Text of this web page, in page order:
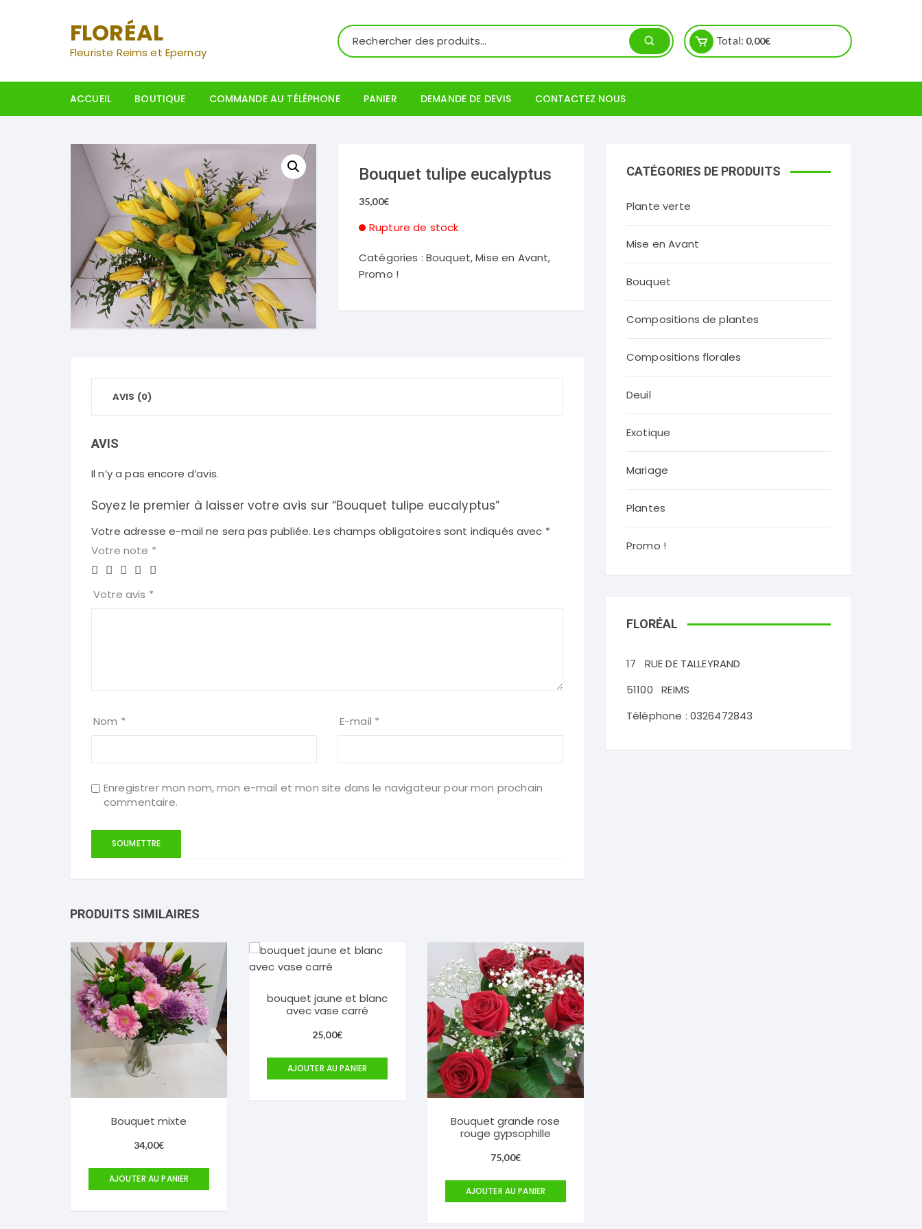
FLORÉAL
Fleuriste Reims et Epernay
Total: 0,00€
ACCUEIL BOUTIQUE COMMANDE AU TÉLÉPHONE PANIER DEMANDE DE DEVIS CONTACTEZ NOUS
Bouquet tulipe eucalyptus
35,00€
Rupture de stock
Catégories : Bouquet,Mise en Avant,
Promo !
AVIS (0)
AVIS
Il n’y a pas encore d’avis.
Soyez le premier à laisser votre avis sur “Bouquet tulipe eucalyptus”
Votre adresse e-mail ne sera pas publiée. Les champs obligatoires sont indiqués avec *
Votre note *
Votre avis *
Nom * E-mail *
Enregistrer mon nom, mon e-mail et mon site dans le navigateur pour mon prochain
commentaire.
PRODUITS SIMILAIRES
Bouquet mixte
34,00€
AJOUTER AU PANIER
bouquet jaune et blanc
avec vase carré
25,00€
AJOUTER AU PANIER
Bouquet grande rose
rouge gypsophille
75,00€
AJOUTER AU PANIER
CATÉGORIES DE PRODUITS
Plante verte
Mise en Avant
Bouquet
Compositions de plantes
Compositions florales
Deuil
Exotique
Mariage
Plantes
Promo !
FLORÉAL
17
RUE DE TALLEYRAND
51100
REIMS
Téléphone : 0326472843